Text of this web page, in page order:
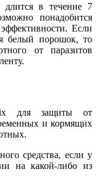
длится в течение 7
понадобится
Если
белый порошок, то
от паразитов
для защиты от
и кормящих
средства, если у
на какой-либо из